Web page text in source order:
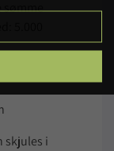
sømme
5.000
skjules i